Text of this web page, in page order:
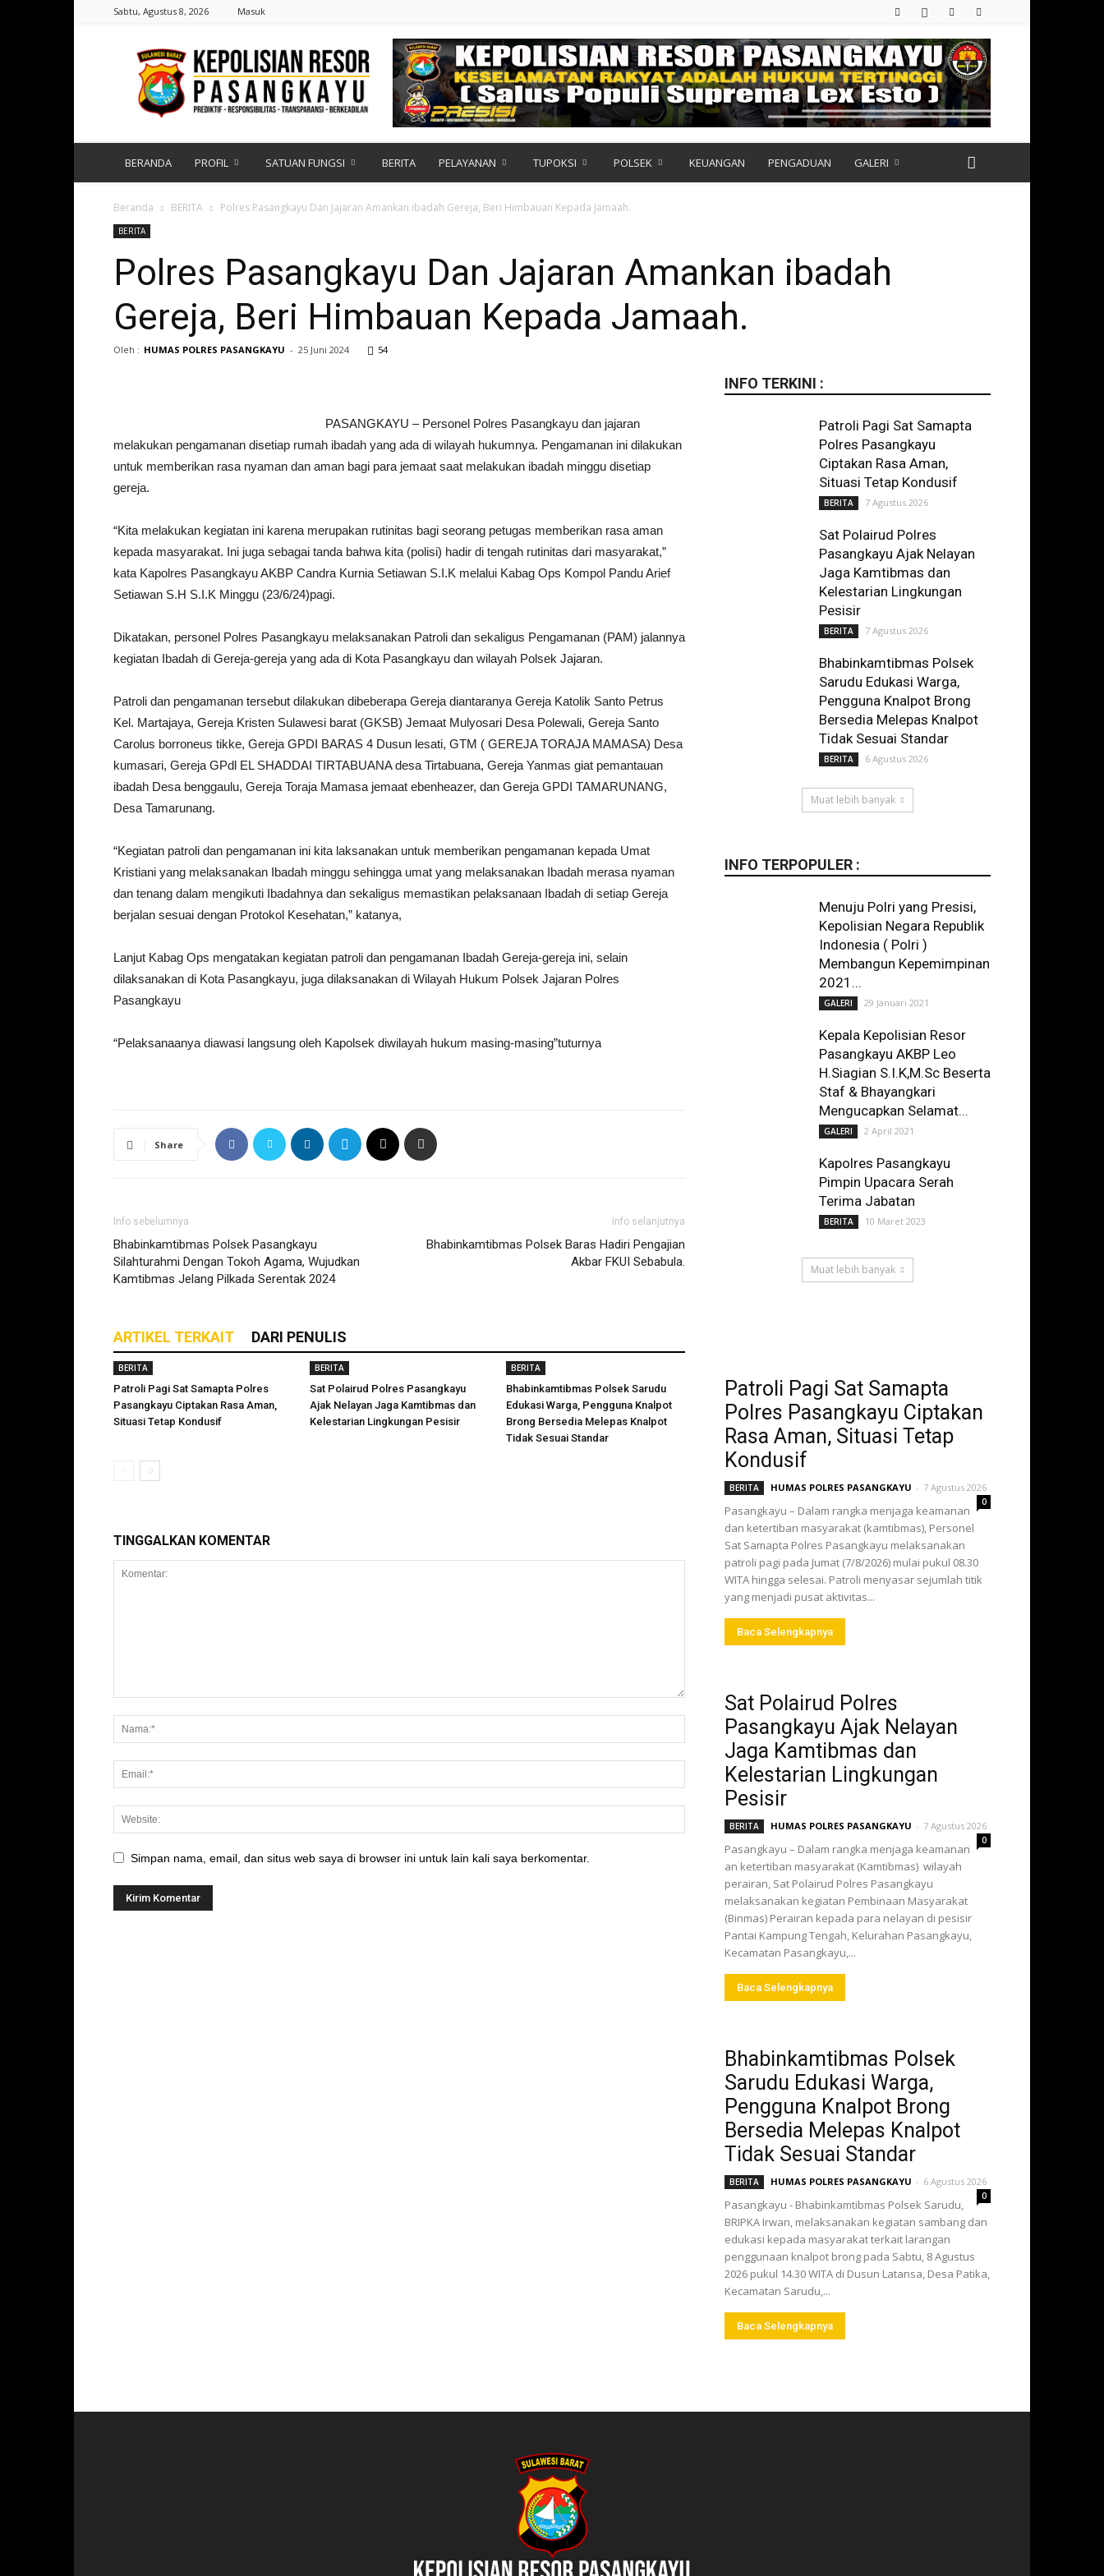
Sabtu, Agustus 8, 2026 Masuk
Polres
Pasangkayu
|
Sulawesi
Barat
BERANDA PROFIL SATUAN FUNGSI BERITA PELAYANAN TUPOKSI POLSEK KEUANGAN PENGADUAN GALERI
Beranda BERITA Polres Pasangkayu Dan Jajaran Amankan ibadah Gereja, Beri Himbauan Kepada Jamaah.
BERITA
Polres Pasangkayu Dan Jajaran Amankan ibadah
Gereja, Beri Himbauan Kepada Jamaah.
Oleh : HUMAS POLRES PASANGKAYU - 25 Juni 2024 54
PASANGKAYU – Personel Polres Pasangkayu dan jajaran
melakukan pengamanan disetiap rumah ibadah yang ada di wilayah hukumnya. Pengamanan ini dilakukan
untuk memberikan rasa nyaman dan aman bagi para jemaat saat melakukan ibadah minggu disetiap
gereja.
“Kita melakukan kegiatan ini karena merupakan rutinitas bagi seorang petugas memberikan rasa aman
kepada masyarakat. Ini juga sebagai tanda bahwa kita (polisi) hadir di tengah rutinitas dari masyarakat,”
kata Kapolres Pasangkayu AKBP Candra Kurnia Setiawan S.I.K melalui Kabag Ops Kompol Pandu Arief
Setiawan S.H S.I.K Minggu (23/6/24)pagi.
Dikatakan, personel Polres Pasangkayu melaksanakan Patroli dan sekaligus Pengamanan (PAM) jalannya
kegiatan Ibadah di Gereja-gereja yang ada di Kota Pasangkayu dan wilayah Polsek Jajaran.
Patroli dan pengamanan tersebut dilakukan dibeberapa Gereja diantaranya Gereja Katolik Santo Petrus
Kel. Martajaya, Gereja Kristen Sulawesi barat (GKSB) Jemaat Mulyosari Desa Polewali, Gereja Santo
Carolus borroneus tikke, Gereja GPDI BARAS 4 Dusun lesati, GTM ( GEREJA TORAJA MAMASA) Desa
kumasari, Gereja GPdl EL SHADDAI TIRTABUANA desa Tirtabuana, Gereja Yanmas giat pemantauan
ibadah Desa benggaulu, Gereja Toraja Mamasa jemaat ebenheazer, dan Gereja GPDI TAMARUNANG,
Desa Tamarunang.
“Kegiatan patroli dan pengamanan ini kita laksanakan untuk memberikan pengamanan kepada Umat
Kristiani yang melaksanakan Ibadah minggu sehingga umat yang melaksanakan Ibadah merasa nyaman
dan tenang dalam mengikuti Ibadahnya dan sekaligus memastikan pelaksanaan Ibadah di setiap Gereja
berjalan sesuai dengan Protokol Kesehatan,” katanya,
Lanjut Kabag Ops mengatakan kegiatan patroli dan pengamanan Ibadah Gereja-gereja ini, selain
dilaksanakan di Kota Pasangkayu, juga dilaksanakan di Wilayah Hukum Polsek Jajaran Polres
Pasangkayu
“Pelaksanaanya diawasi langsung oleh Kapolsek diwilayah hukum masing-masing”tuturnya
Share
Info sebelumnya
Bhabinkamtibmas Polsek Pasangkayu
Silahturahmi Dengan Tokoh Agama, Wujudkan
Kamtibmas Jelang Pilkada Serentak 2024
Info selanjutnya
Bhabinkamtibmas Polsek Baras Hadiri Pengajian
Akbar FKUI Sebabula.
ARTIKEL TERKAIT DARI PENULIS
BERITA
Patroli Pagi Sat Samapta Polres
Pasangkayu Ciptakan Rasa Aman,
Situasi Tetap Kondusif
BERITA
Sat Polairud Polres Pasangkayu
Ajak Nelayan Jaga Kamtibmas dan
Kelestarian Lingkungan Pesisir
BERITA
Bhabinkamtibmas Polsek Sarudu
Edukasi Warga, Pengguna Knalpot
Brong Bersedia Melepas Knalpot
Tidak Sesuai Standar
TINGGALKAN KOMENTAR
Simpan nama, email, dan situs web saya di browser ini untuk lain kali saya berkomentar.
INFO TERKINI :
Patroli Pagi Sat Samapta
Polres Pasangkayu
Ciptakan Rasa Aman,
Situasi Tetap Kondusif
BERITA 7 Agustus 2026
Sat Polairud Polres
Pasangkayu Ajak Nelayan
Jaga Kamtibmas dan
Kelestarian Lingkungan
Pesisir
BERITA 7 Agustus 2026
Bhabinkamtibmas Polsek
Sarudu Edukasi Warga,
Pengguna Knalpot Brong
Bersedia Melepas Knalpot
Tidak Sesuai Standar
BERITA 6 Agustus 2026
Muat lebih banyak
INFO TERPOPULER :
Menuju Polri yang Presisi,
Kepolisian Negara Republik
Indonesia ( Polri )
Membangun Kepemimpinan
2021...
GALERI 29 Januari 2021
Kepala Kepolisian Resor
Pasangkayu AKBP Leo
H.Siagian S.I.K,M.Sc Beserta
Staf & Bhayangkari
Mengucapkan Selamat...
GALERI 2 April 2021
Kapolres Pasangkayu
Pimpin Upacara Serah
Terima Jabatan
BERITA 10 Maret 2023
Muat lebih banyak
Patroli Pagi Sat Samapta
Polres Pasangkayu Ciptakan
Rasa Aman, Situasi Tetap
Kondusif
BERITA HUMAS POLRES PASANGKAYU - 7 Agustus 2026
0
Pasangkayu – Dalam rangka menjaga keamanan
dan ketertiban masyarakat (kamtibmas), Personel
Sat Samapta Polres Pasangkayu melaksanakan
patroli pagi pada Jumat (7/8/2026) mulai pukul 08.30
WITA hingga selesai. Patroli menyasar sejumlah titik
yang menjadi pusat aktivitas...
Baca Selengkapnya
Sat Polairud Polres
Pasangkayu Ajak Nelayan
Jaga Kamtibmas dan
Kelestarian Lingkungan
Pesisir
BERITA HUMAS POLRES PASANGKAYU - 7 Agustus 2026
0
Pasangkayu – Dalam rangka menjaga keamanan
an ketertiban masyarakat (Kamtibmas) wilayah
perairan, Sat Polairud Polres Pasangkayu
melaksanakan kegiatan Pembinaan Masyarakat
(Binmas) Perairan kepada para nelayan di pesisir
Pantai Kampung Tengah, Kelurahan Pasangkayu,
Kecamatan Pasangkayu,...
Baca Selengkapnya
Bhabinkamtibmas Polsek
Sarudu Edukasi Warga,
Pengguna Knalpot Brong
Bersedia Melepas Knalpot
Tidak Sesuai Standar
BERITA HUMAS POLRES PASANGKAYU - 6 Agustus 2026
0
Pasangkayu - Bhabinkamtibmas Polsek Sarudu,
BRIPKA Irwan, melaksanakan kegiatan sambang dan
edukasi kepada masyarakat terkait larangan
penggunaan knalpot brong pada Sabtu, 8 Agustus
2026 pukul 14.30 WITA di Dusun Latansa, Desa Patika,
Kecamatan Sarudu,...
Baca Selengkapnya